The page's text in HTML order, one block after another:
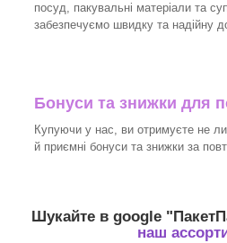
посуд, пакувальні матеріали та
забезпечуємо швидку та надійну
Бонуси та знижки для
Купуючи у нас, ви отримуєте не
й приємні бонуси та знижки за
Шукайте в google "
наш